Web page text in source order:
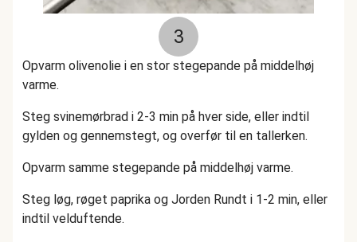
3
Opvarm olivenolie i en stor stegepande på middelhøj
varme.
Steg svinemørbrad i 2-3 min på hver side, eller indtil
gylden og gennemstegt, og overfør til en tallerken.
Opvarm samme stegepande på middelhøj varme.
Steg løg, røget paprika og Jorden Rundt i 1-2 min, eller
indtil velduftende.